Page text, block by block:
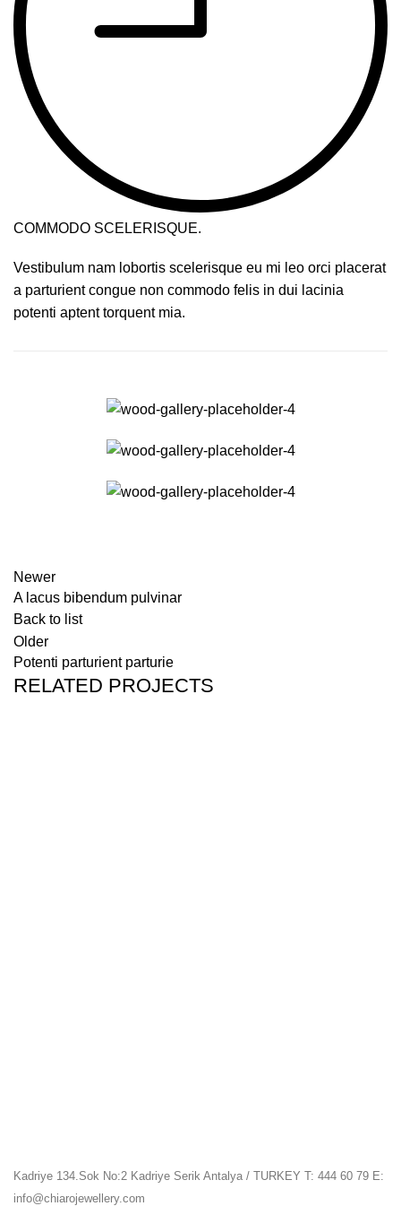
COMMODO SCELERISQUE.
Vestibulum nam lobortis scelerisque eu mi leo orci placerat
a parturient congue non commodo felis in dui lacinia
potenti aptent torquent mia.
Newer
A lacus bibendum pulvinar
Back to list
Older
Potenti parturient parturie
RELATED PROJECTS
Kadriye 134.Sok No:2 Kadriye Serik Antalya / TURKEY T: 444 60 79 E:
info@chiarojewellery.com